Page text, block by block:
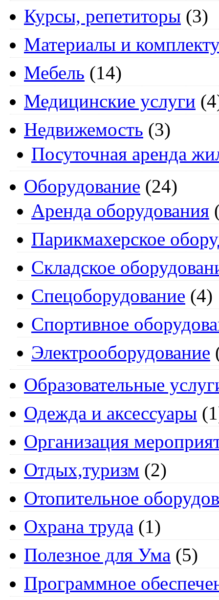
Курсы, репетиторы (3)
Материалы и
Мебель (14)
Медицинские услуги
Недвижемость (3)
Посуточная аренда
Оборудование (24)
Аренда оборудования
Парикмахерское
Складское
Спецоборудование (4)
Спортивное
Электрооборудование
Образовательные
Одежда и аксессуары
Организация
Отдых,туризм (2)
Отопительное
Охрана труда (1)
Полезное для Ума (5)
Программное